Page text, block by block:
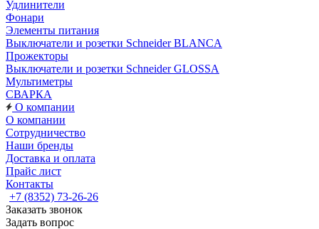
Удлинители
Фонари
Элементы питания
Выключатели и розетки Schneider BLANCA
Прожекторы
Выключатели и розетки Schneider GLOSSA
Мультиметры
СВАРКА
О компании
О компании
Сотрудничество
Наши бренды
Доставка и оплата
Прайс лист
Контакты
+7 (8352) 73-26-26
Заказать звонок
Задать вопрос